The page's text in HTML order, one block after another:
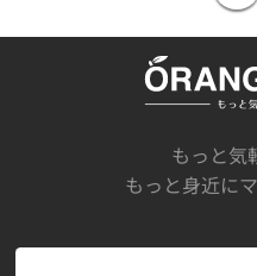
もっと気
もっと身近に